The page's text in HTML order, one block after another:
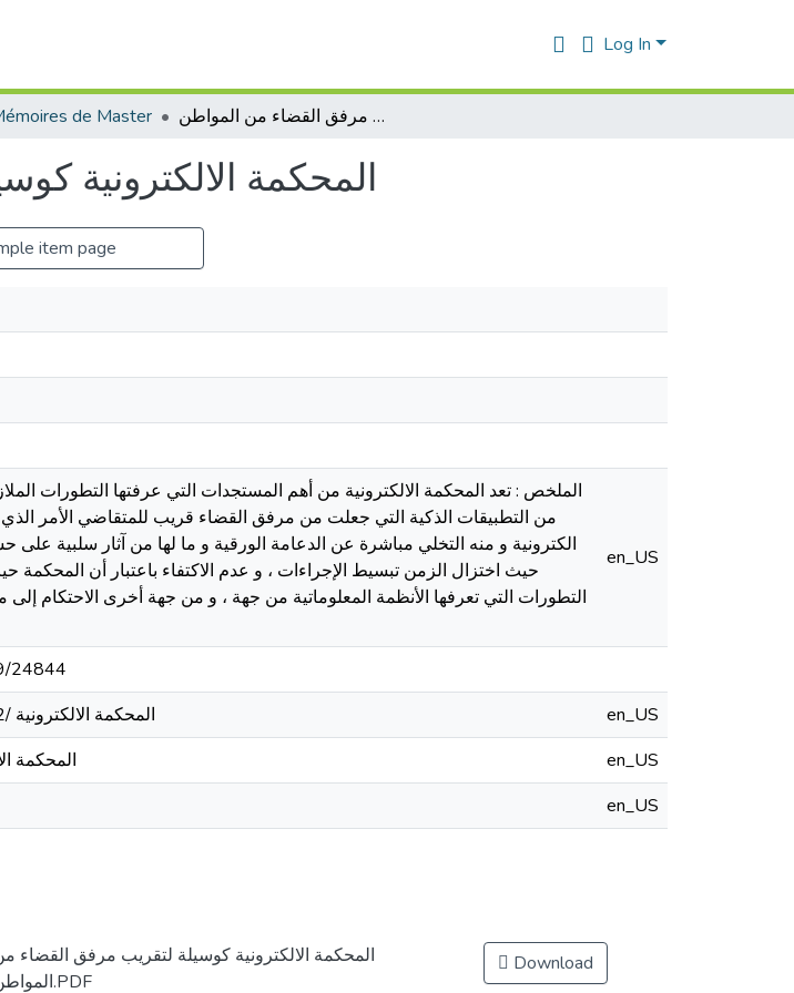
Log In
de Master المحكمة الالكترونية كوسيلة لتقريب مرفق القضاء من المواطن
المحكمة الالكترونية
item page
الملخص : تعد المحكمة الالكترونية من أهم المستجدات التي عرفتها التطورات
من التطبيقات الذكية التي جعلت من مرفق القضاء قريب للمتقاضي الأمر
الكترونية و منه التخلي مباشرة عن الدعامة الورقية و ما لها من آثار سلبية
حيث اختزال الزمن تبسيط الإجراءات ، و عدم الاكتفاء باعتبار أن المحكمة
التطورات التي تعرفها الأنظمة المعلوماتية من جهة ، و من جهة أخرى الاحتكام
en_US
24844
/1المحكمة الالكترونية /2القضاء الالكتروني /3الرقمنة /4العدالة الالكترونية
en_US
المحكمة
en_US
en_US
المحكمة الالكترونية كوسيلة لتقريب مرفق القضاء
المواطن.PDF
Download